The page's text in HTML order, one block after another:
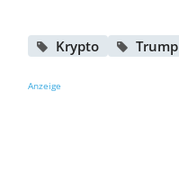
Krypto Trump
Anzeige